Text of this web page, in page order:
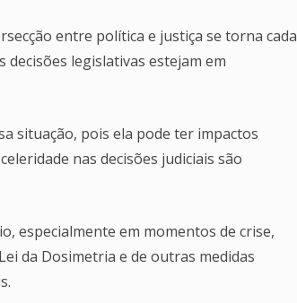
entre política e justiça se torna cada
decisões legislativas estejam em
situação, pois ela pode ter impactos
nas decisões judiciais são
especialmente em momentos de crise,
da Dosimetria e de outras medidas